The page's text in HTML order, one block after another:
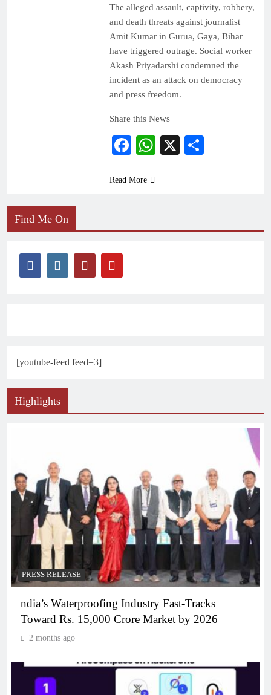
The alleged assault, captivity, robbery,
and death threats against journalist
Amit Kumar in Gurua, Gaya, Bihar
have triggered outrage. Social worker
Akash Priyadarshi condemned the
incident as an attack on democracy
and press freedom.
Share this News
Facebook
WhatsApp
X
Read More
Find Me On
[youtube-feed feed=3]
Highlights
PRESS RELEASE
ndia’s Waterproofing Industry Fast-Tracks
Toward Rs. 15,000 Crore Market by 2026
2 months ago